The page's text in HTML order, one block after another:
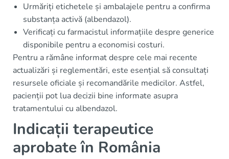
Urmăriți etichetele și ambalajele pentru a confirma
substanța activă (albendazol).
Verificați cu farmacistul informațiile despre generice
disponibile pentru a economisi costuri.
Pentru a rămâne informat despre cele mai recente
actualizări și reglementări, este esențial să consultați
resursele oficiale și recomandările medicilor. Astfel,
pacienții pot lua decizii bine informate asupra
tratamentului cu albendazol.
Indicații terapeutice
aprobate în România